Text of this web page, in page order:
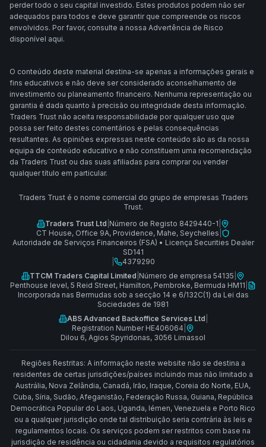
perder todo o seu capital investido. Estes produtos podem não ser
adequados para todos e deve garantir que compreende os riscos
envolvidos. Por favor, consulte a nossa Advertência de Risco
disponível aqui.
O conteúdo deste material destina-se apenas a informações gerais e
fins educativos e não deve ser considerado aconselhamento de
investimento ou planeamento financeiro. Nenhuma representação ou
garantia é dada quanto à precisão ou integridade desta informação.
Traders Trust não aceita responsabilidade por qualquer uso que
possa ser feito destes comentários e pelas consequências
resultantes. As opiniões expressas neste conteúdo são as da nossa
equipa de conteúdo educativo e não constituem uma recomendação
da Traders Trust ou das suas afiliadas para comprar ou vender
qualquer título em particular.
Traders Trust é o nome comercial do grupo de empresas Traders
Trust.
Traders Trust Ltd Número de Registo 8429440-1
CT House, Office 9A, Providence, Mahe, Seychelles
Autoridade de Serviços Financeiros (FSA) • Licença Securities Dealer
SD141
4379290
TTCM Traders Capital Limited Número de empresa 54135
Penthouse level, 5 Reid Street, Hamilton, Pembroke, Bermuda HM11
Incorporada nas Bermudas sob a secção 14 e 6/132C(1) da Lei das
Sociedades de 1981
ABS Advanced Backoffice Services Ltd
Registration Number HE406064
Dilou 6, Agios Spyridonas, 3056 Limassol
Regiões Restritas: A informação neste website não se destina a
residentes de certas jurisdições/países incluindo mas não limitado a
Austrália, Nova Zelândia, Canadá, Irão, Iraque, Coreia do Norte, EUA,
Cuba, Síria, Sudão, Afeganistão, Federação Russa, Guiana, República
Democrática Popular do Laos, Uganda, Iémen, Venezuela e Porto Rico
ou a qualquer jurisdição onde tal distribuição seria contrária às leis e
regulamentos locais. Os serviços podem ser restritos com base na
jurisdição de residência ou cidadania devido a requisitos regulatórios